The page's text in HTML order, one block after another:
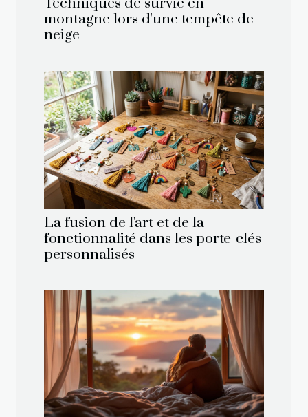
Techniques de survie en
montagne lors d'une tempête de
neige
La fusion de l'art et de la
fonctionnalité dans les porte-clés
personnalisés